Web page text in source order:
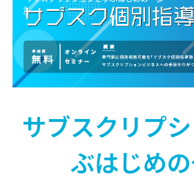
サブスクリプ
ぶはじめ